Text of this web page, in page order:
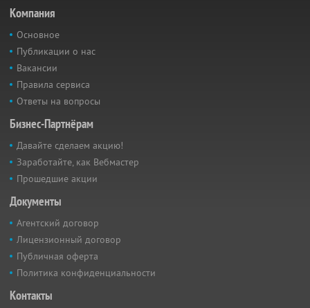
Компания
Основное
Публикации о нас
Вакансии
Правила сервиса
Ответы на вопросы
Бизнес-Партнёрам
Давайте сделаем акцию!
Заработайте, как Вебмастер
Прошедшие акции
Документы
Агентский договор
Лицензионный договор
Публичная оферта
Политика конфиденциальности
Контакты